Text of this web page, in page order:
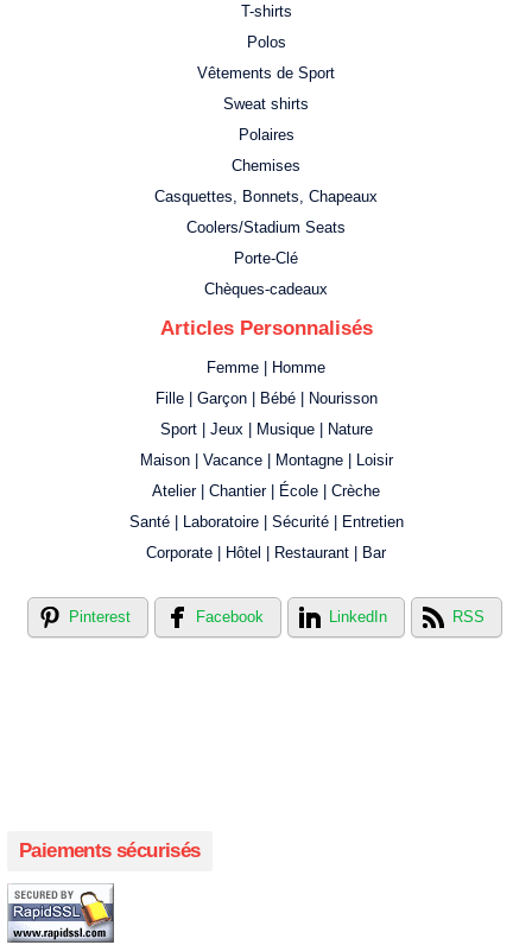
T-shirts
Polos
Vêtements de Sport
Sweat shirts
Polaires
Chemises
Casquettes, Bonnets, Chapeaux
Coolers/Stadium Seats
Porte-Clé
Chèques-cadeaux
Articles Personnalisés
Femme | Homme
Fille | Garçon | Bébé | Nourisson
Sport | Jeux | Musique | Nature
Maison | Vacance | Montagne | Loisir
Atelier | Chantier | École | Crèche
Santé | Laboratoire | Sécurité | Entretien
Corporate | Hôtel | Restaurant | Bar
Pinterest Facebook LinkedIn RSS
Paiements sécurisés